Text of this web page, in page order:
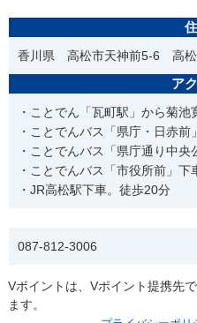
香川県 高松市天神前5-6 高松
ア
・ことでん「瓦町駅」から菊池
・ことでんバス「県庁・日赤前
・ことでんバス「県庁通り中央
・ことでんバス「市役所前」下
・JR高松駅下車。徒歩20分
087-812-3006
Vポイントは、Vポイント提携先
ます。